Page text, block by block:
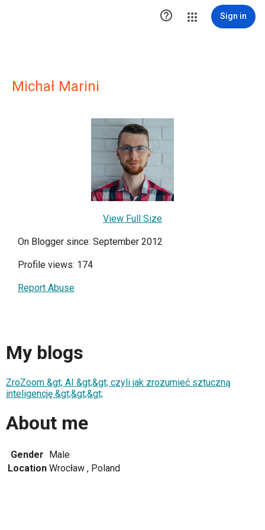
 Sign in
Michał Marini
View Full Size
On Blogger since: September 2012
Profile views: 174
Report Abuse
My blogs
ZroZoom &gt; AI &gt;&gt; czyli jak zrozumieć sztuczną
inteligencję &gt;&gt;&gt;
About me
Gender Male
Location Wrocław , Poland